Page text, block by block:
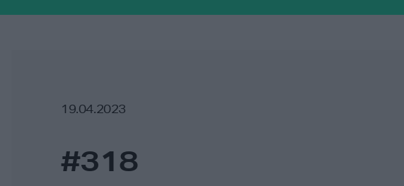
19.04.2023
#318